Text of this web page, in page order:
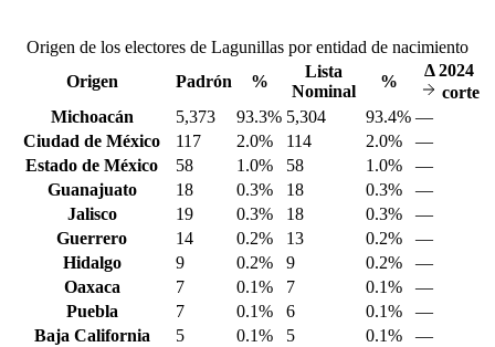
Origen de los electores de Lagunillas por entidad de nacimiento
Origen
Padrón %
Lista
Nominal
%
Δ2024
corte
Michoacán
5,373 93.3% 5,304 93.4% —
Ciudad de México
117 2.0% 114 2.0%
—
Estado de México
58 1.0% 58 1.0%
—
Guanajuato
18 0.3% 18 0.3%
—
Jalisco
19 0.3% 18 0.3%
—
Guerrero
14 0.2% 13 0.2%
—
Hidalgo
9 0.2% 9 0.2%
—
Oaxaca
7 0.1% 7 0.1%
—
Puebla
7 0.1% 6 0.1%
—
Baja California
5 0.1% 5 0.1%
—